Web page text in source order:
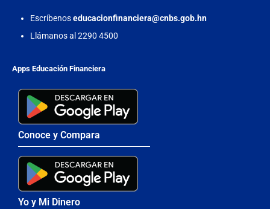
Escríbenoseducacionfinanciera@cnbs.gob.hn
Llámanos al 2290 4500
Apps Educación Financiera
Conoce y Compara
Yo y Mi Dinero